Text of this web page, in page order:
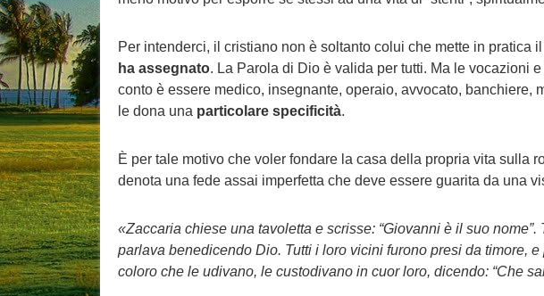
Per intenderci, il cristiano non è soltanto colui che mette in
ha assegnato. La Parola di Dio è valida per tutti. Ma le vocazioni
conto è essere medico, insegnante, operaio, avvocato,
le dona una particolare specificità.
È per tale motivo che voler fondare la casa della propria vita sulla
denota una fede assai imperfetta che deve essere guarita da una
«Zaccaria chiese una tavoletta e scrisse: “Giovanni è il suo
parlava benedicendo Dio. Tutti i loro vicini furono presi da timore,
coloro che le udivano, le custodivano in cuor loro, dicendo: “Che